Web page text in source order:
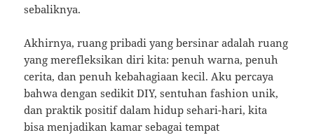
sebaliknya.
Akhirnya, ruang pribadi yang bersinar adalah ruang
yang merefleksikan diri kita: penuh warna, penuh
cerita, dan penuh kebahagiaan kecil. Aku percaya
bahwa dengan sedikit DIY, sentuhan fashion unik,
dan praktik positif dalam hidup sehari-hari, kita
bisa menjadikan kamar sebagai tempat